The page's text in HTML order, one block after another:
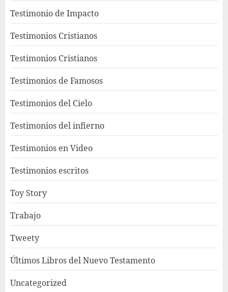
Testimonio de Impacto
Testimonios Cristianos
Testimonios Cristianos
Testimonios de Famosos
Testimonios del Cielo
Testimonios del infierno
Testimonios en Video
Testimonios escritos
Toy Story
Trabajo
Tweety
Últimos Libros del Nuevo Testamento
Uncategorized